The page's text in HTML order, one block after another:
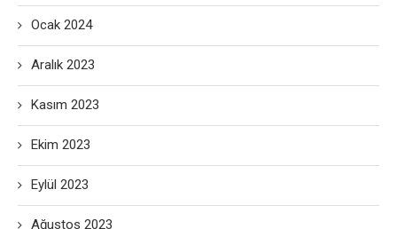
Ocak 2024
Aralık 2023
Kasım 2023
Ekim 2023
Eylül 2023
Ağustos 2023